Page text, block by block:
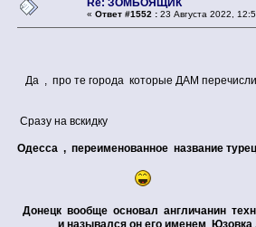
Re: ЗОМБОЯЩИК
« Ответ #1552 : 23 Августа 2022,
Да , про те города которые ДАМ
Сразу на вскидку
Одесса , переименованное название
Донецк вообще основал англичанин